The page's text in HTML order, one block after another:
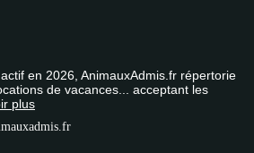
en 2026, AnimauxAdmis.fr répertorie
de vacances... acceptant les
plus